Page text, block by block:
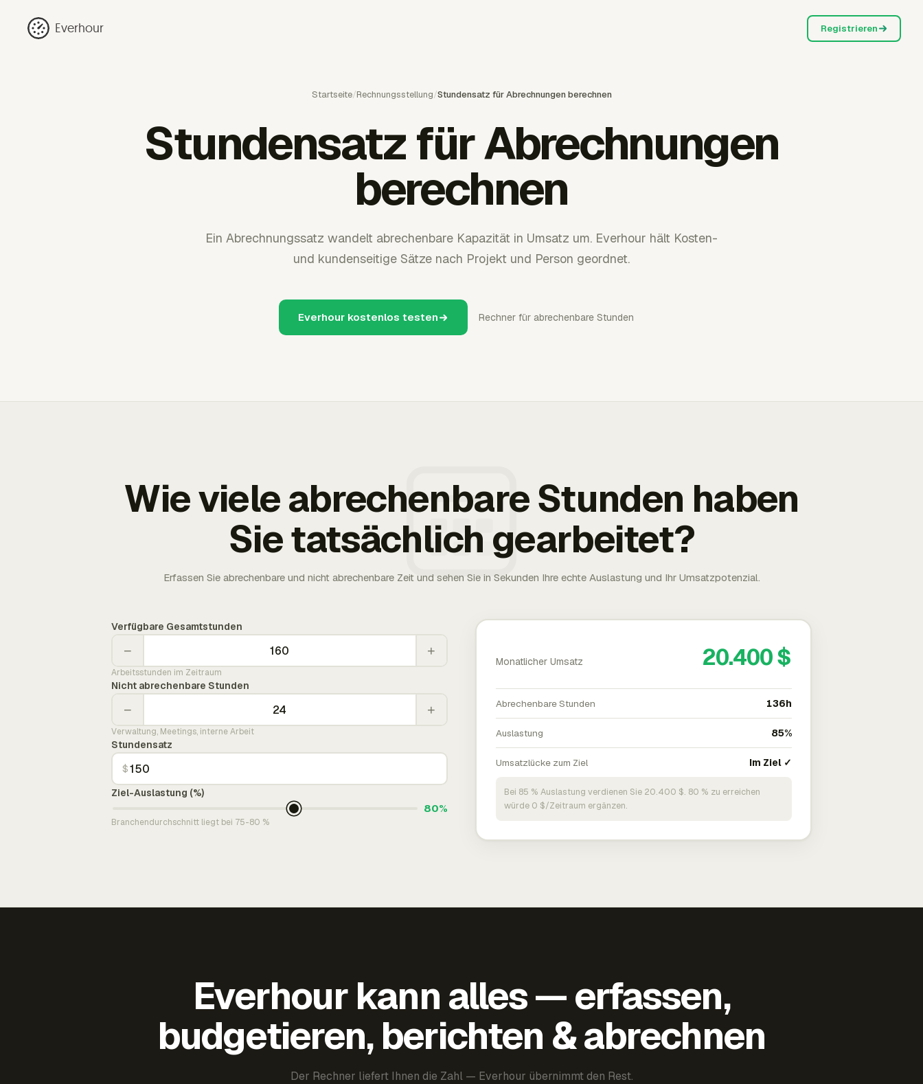
Everhour Registrieren
Startseite/Rechnungsstellung/Stundensatz für Abrechnungen berechnen
Stundensatz für Abrechnungen
berechnen
Ein Abrechnungssatz wandelt abrechenbare Kapazität in Umsatz um. Everhour hält Kosten-
und kundenseitige Sätze nach Projekt und Person geordnet.
Everhour kostenlos testen Rechner für abrechenbare Stunden
Wie viele abrechenbare Stunden haben
Sie tatsächlich gearbeitet?
Erfassen Sie abrechenbare und nicht abrechenbare Zeit und sehen Sie in Sekunden Ihre echte Auslastung und Ihr Umsatzpotenzial.
Verfügbare Gesamtstunden
− +
Arbeitsstunden im Zeitraum
Nicht abrechenbare Stunden
− +
Verwaltung, Meetings, interne Arbeit
Stundensatz
$
Ziel-Auslastung (%)
80%
Branchendurchschnitt liegt bei 75-80 %
Monatlicher Umsatz 20.400 $
Abrechenbare Stunden 136h
Auslastung 85%
Umsatzlücke zum Ziel Im Ziel ✓
Bei 85 % Auslastung verdienen Sie 20.400 $. 80 % zu erreichen
würde 0 $/Zeitraum ergänzen.
Everhour kann alles — erfassen,
budgetieren, berichten & abrechnen
Der Rechner liefert Ihnen die Zahl — Everhour übernimmt den Rest.